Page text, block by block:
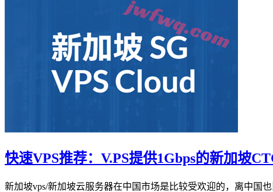
快速VPS推荐：V.PS提供1Gbps的新加坡
新加坡vps/新加坡云服务器在中国市场是比较受欢迎的，离中国